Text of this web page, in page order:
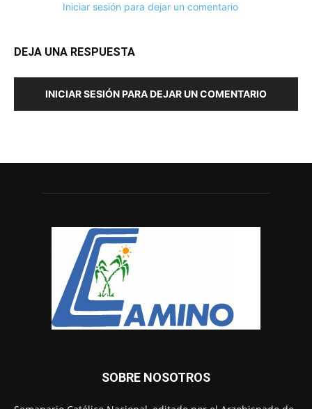
Iniciar sesión para dejar un comentario
DEJA UNA RESPUESTA
INICIAR SESIÓN PARA DEJAR UN COMENTARIO
SOBRE NOSOTROS